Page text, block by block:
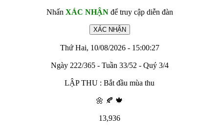
Nhấn XÁC NHẬNđể truy cập diễn đàn
Thứ Hai, 10/08/2026 - 15:00:27
Ngày 222/365 - Tuần 33/52 - Quý 3/4
LẬP THU : Bắt đầu mùa thu
🌼 🍂 🍁
13,936